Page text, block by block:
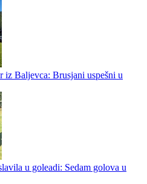
Baljevca: Brusjani uspešni u
u goleadi: Sedam golova u